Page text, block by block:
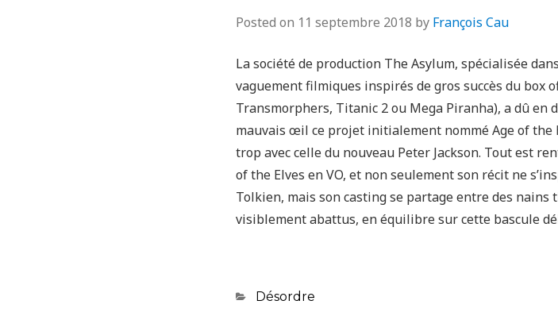
Posted on 11 septembre 2018 by François Cau
La société de production The Asylum, spécialisée
vaguement filmiques inspirés de gros succès du box
Transmorphers, Titanic 2 ou Mega Piranha), a dû en
mauvais œil ce projet initialement nommé Age of
trop avec celle du nouveau Peter Jackson. Tout est
of the Elves en VO, et non seulement son récit ne
Tolkien, mais son casting se partage entre des
visiblement abattus, en équilibre sur cette bascule
Categories
Désordre